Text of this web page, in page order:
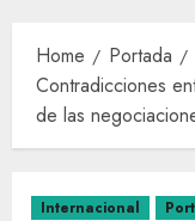
Home
Portada
Contradicciones
de las
Internacional